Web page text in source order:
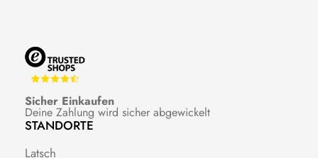
Sicher Einkaufen
Deine Zahlung wird sicher abgewickelt
STANDORTE
Latsch